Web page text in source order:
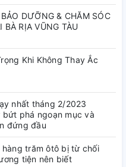
DƯỠNG & CHĂM SÓC
BÀ RỊA VŨNG TÀU
Khi Không Thay Ắc
nhất tháng 2/2023
bứt phá ngoạn mục và
đứng đầu
trăm ôtô bị từ chối
tiện nên biết